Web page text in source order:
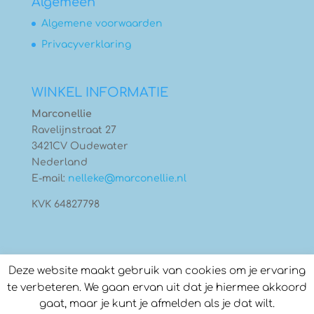
Algemene voorwaarden
Privacyverklaring
WINKEL INFORMATIE
Marconellie
Ravelijnstraat 27
3421CV Oudewater
Nederland
E-mail: nelleke@marconellie.nl
KVK 64827798
Deze website maakt gebruik van cookies om je ervaring
te verbeteren. We gaan ervan uit dat je hiermee akkoord
gaat, maar je kunt je afmelden als je dat wilt.